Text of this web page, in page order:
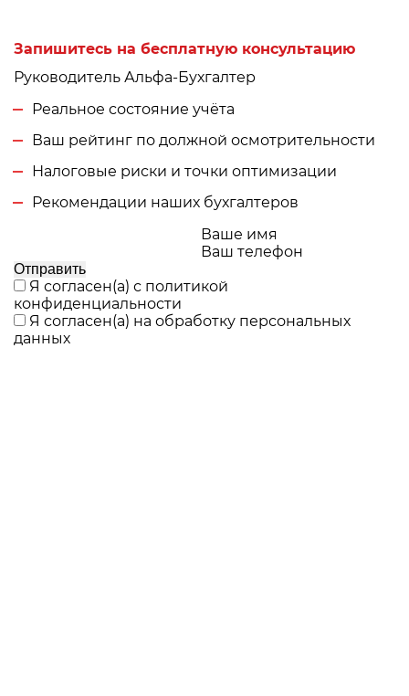
Запишитесь на бесплатную консультацию
Руководитель Альфа-Бухгалтер
Реальное состояние учёта
Ваш рейтинг по должной осмотрительности
Налоговые риски и точки оптимизации
Рекомендации наших бухгалтеров
Ваше имя
Ваш телефон
Отправить
Я согласен(а) с политикой
конфиденциальности
Я согласен(а) на обработку персональных
данных